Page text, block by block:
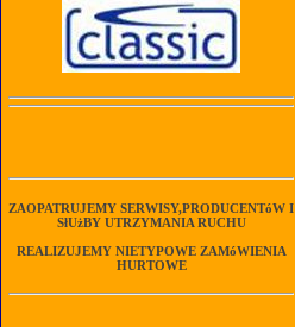
ZAOPATRUJEMY SERWISY,PRODUCENTóW I
SłUżBY UTRZYMANIA RUCHU
REALIZUJEMY NIETYPOWE ZAMóWIENIA
HURTOWE